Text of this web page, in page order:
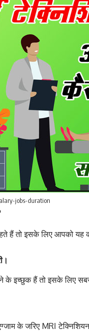
jobs-duration
तो इसके लिए आपको यह
इच्छुक हैं तो इसके लिए
के जरिए MRI